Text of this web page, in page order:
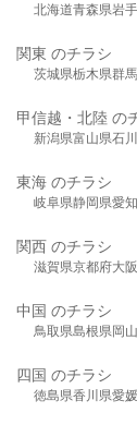
北海道青森県岩
関東 のチラシ
茨城県栃木県群
甲信越・北陸 の
新潟県富山県石
東海 のチラシ
岐阜県静岡県愛
関西 のチラシ
滋賀県京都府大
中国 のチラシ
鳥取県島根県岡
四国 のチラシ
徳島県香川県愛